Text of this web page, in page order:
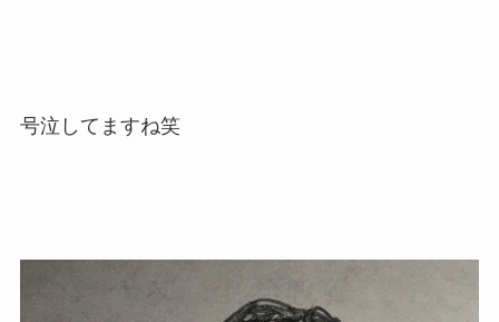
号泣してますね笑